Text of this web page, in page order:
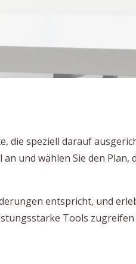
die speziell darauf
und wählen Sie den Plan,
entspricht, und
Tools